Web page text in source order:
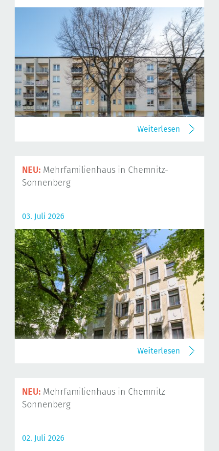
Weiterlesen
NEU: Mehrfamilienhaus in Chemnitz-
Sonnenberg
03. Juli 2026
Weiterlesen
NEU: Mehrfamilienhaus in Chemnitz-
Sonnenberg
02. Juli 2026